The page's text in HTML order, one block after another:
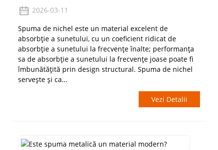
2026-03-11
Spuma de nichel este un material excelent de
absorbție a sunetului, cu un coeficient ridicat de
absorbție a sunetului la frecvențe înalte; performanța
sa de absorbție a sunetului la frecvențe joase poate fi
îmbunătățită prin design structural. Spuma de nichel
servește și ca...
Vezi Detalii